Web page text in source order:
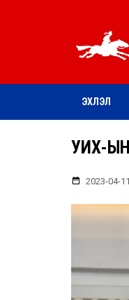
ЭХЛЭЛ
УИХ-ЫН
2023-04-11